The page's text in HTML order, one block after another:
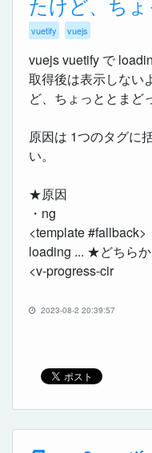
vuetify vuejs
vuejs vuetify で
取得後は表示しない
ど、ちょっととまど
原因は 1つのタグに
い。
★原因
・ng
<template #fallback>
loading ... ★どちら
<v-progress-cir
2023-08-2 20:39:57